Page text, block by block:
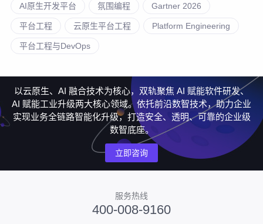
AI原生开发平台 氛围编程 Gartner 2026
平台工程 云原生平台工程 Platform Engineering
平台工程与DevOps
以云原生、AI 融合技术为核心，双轨聚焦 AI 赋能软件研发、
AI 赋能工业升级两大核心领域。依托前沿数智技术，助力企业
实现业务全链路智能化升级，打造安全、透明、可靠的企业级
数智底座。
立即咨询
服务热线
400-008-9160